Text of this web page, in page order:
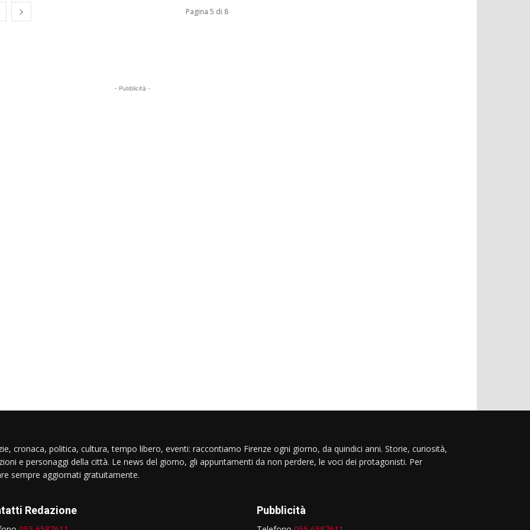
Pagina 5 di 8
- Pubblicità -
cronaca, politica, cultura, tempo libero, eventi: raccontiamo Firenze ogni giorno, da quindici anni. Storie, curiosità,
e personaggi della città. Le news del giorno, gli appuntamenti da non perdere, le voci dei protagonisti. Per
sempre aggiornati gratuitamente.
Redazione Pubblicità